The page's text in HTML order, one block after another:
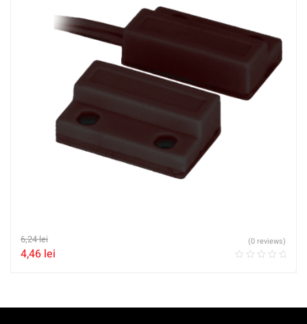
6,24lei
4,46 lei
(0 reviews)